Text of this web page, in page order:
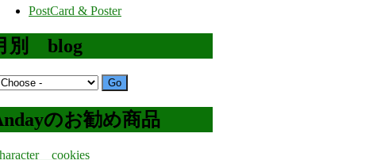
PostCard & Poster
別 blog
のお勧め商品
cookies